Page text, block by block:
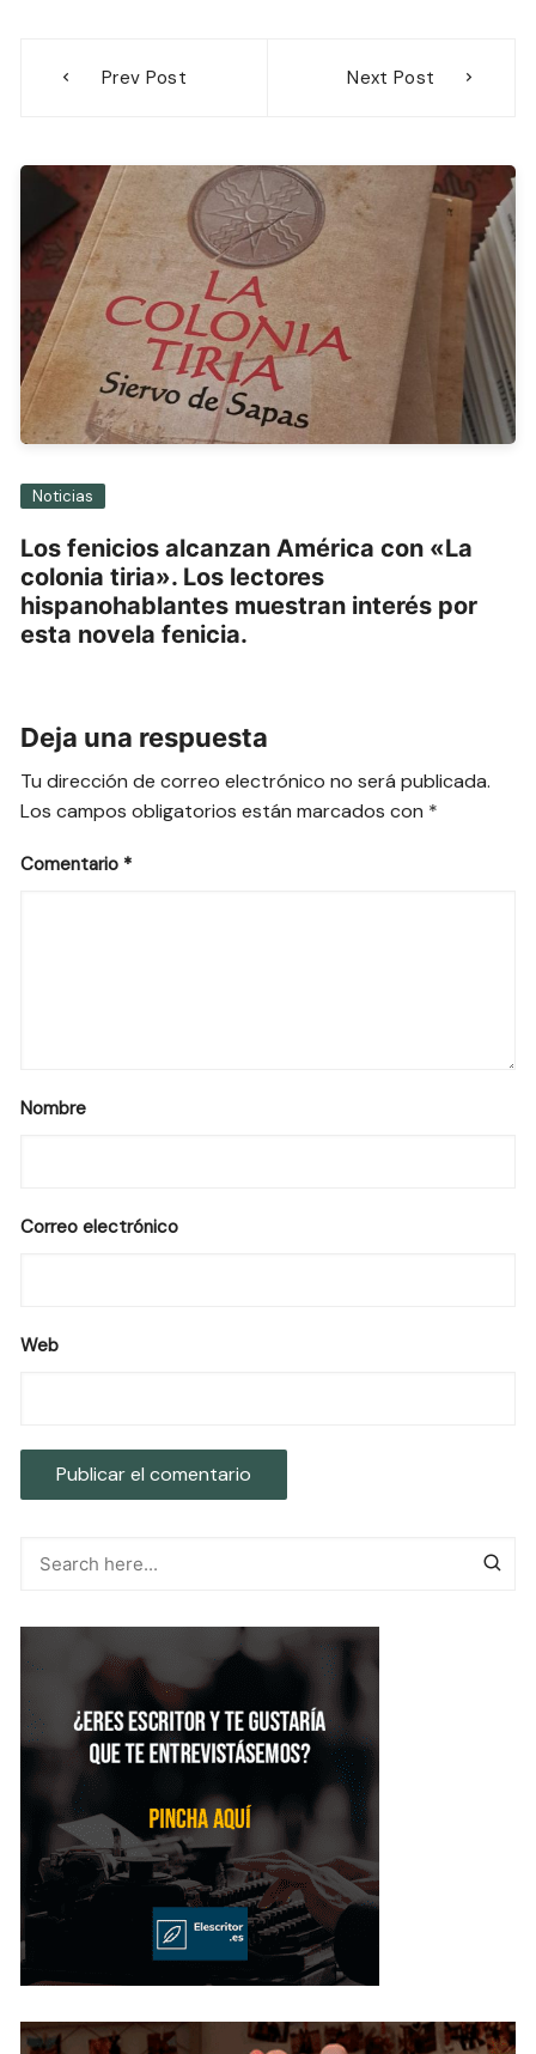
Prev Post Next Post
Noticias
Los fenicios alcanzan América con «La
colonia tiria». Los lectores
hispanohablantes muestran interés por
esta novela fenicia.
Deja una respuesta
Tu dirección de correo electrónico no será publicada.
Los campos obligatorios están marcados con *
Comentario *
Nombre
Correo electrónico
Web